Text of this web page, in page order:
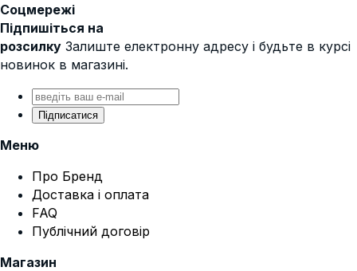
Соцмережі
Підпишіться на
розсилку Залиште електронну адресу і будьте в курсі
новинок в магазині.
Підписатися
Меню
Про Бренд
Доставка і оплата
FAQ
Публічний договір
Магазин